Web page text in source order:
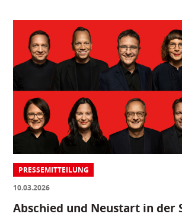
PRESSEMITTEILUNG
10.03.2026
Abschied und Neustart in der